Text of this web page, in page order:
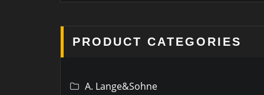
PRODUCT CATEGORIES
A. Lange&Sohne